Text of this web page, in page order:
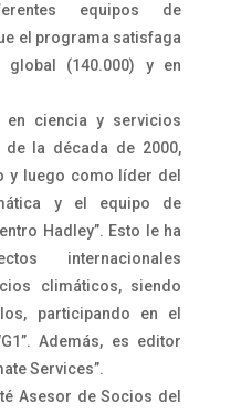
equipos de
el programa satisfaga
(140.000) y en
en ciencia y servicios
la década de 2000,
y luego como líder del
y el equipo de
Hadley”. Esto le ha
internacionales
climáticos, siendo
participando en el
Además, es editor
Services”.
Asesor de Socios del